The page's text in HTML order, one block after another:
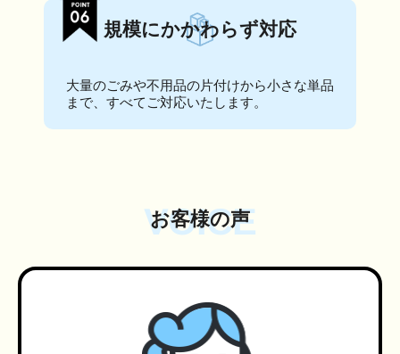
規模にかかわらず対応
大量のごみや不用品の片付けから小さな単品
まで、すべてご対応いたします。
VOICE
お客様の声